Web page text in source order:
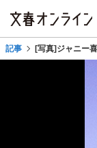
記事 [写真]ジャニー